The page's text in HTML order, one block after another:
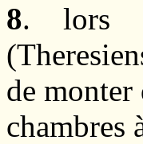
8. lors
de
chambres